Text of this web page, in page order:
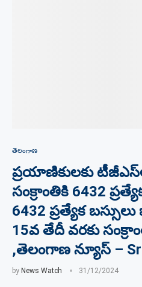
తెలంగాణ
ప్రయాణికులకు
సంక్రాంతికి 6432
6432 ప్రత్యేక
15వ తేదీ వరకు
,తెలంగాణ న్యూస్ –
by News Watch 31/12/2024